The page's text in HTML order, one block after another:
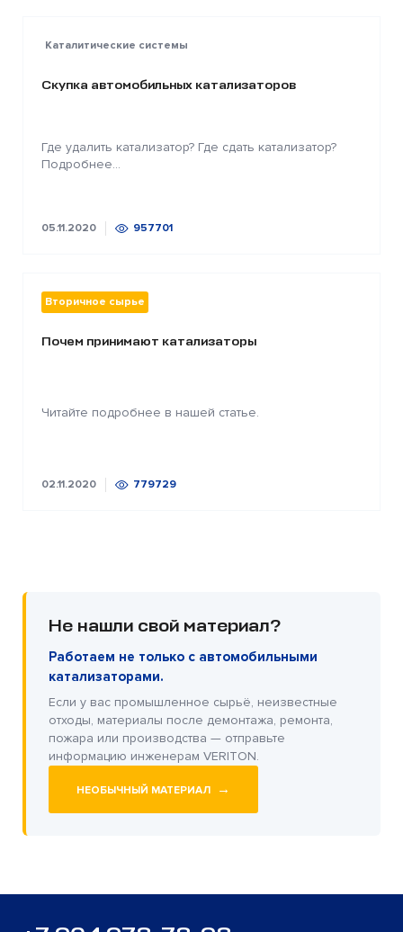
Каталитические системы
Скупка автомобильных катализаторов
Где удалить катализатор? Где сдать катализатор?
Подробнее...
05.11.2020 957701
Вторичное сырье
Почем принимают катализаторы
Читайте подробнее в нашей статье.
02.11.2020 779729
Не нашли свой материал?
Работаем не только с автомобильными
катализаторами.
Если у вас промышленное сырьё, неизвестные
отходы, материалы после демонтажа, ремонта,
пожара или производства — отправьте
информацию инженерам VERITON.
НЕОБЫЧНЫЙ МАТЕРИАЛ →